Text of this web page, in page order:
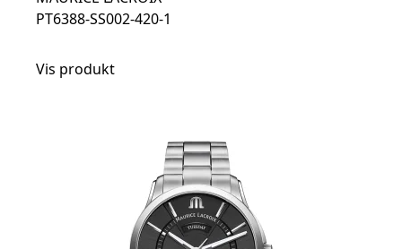
PT6388-SS002-420-1
Vis produkt